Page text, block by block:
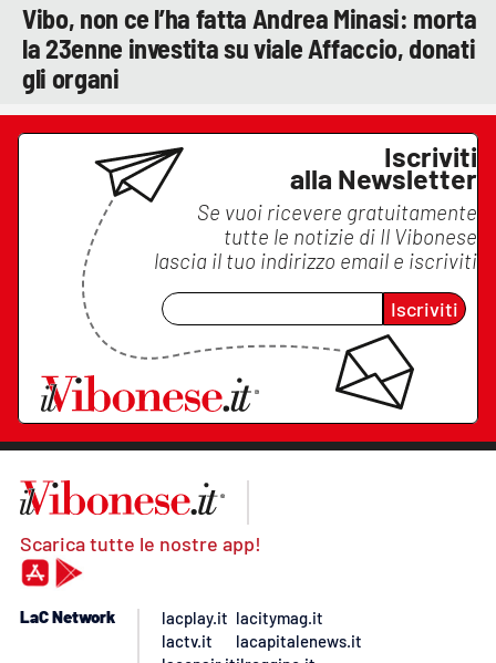
Vibo, non ce l’ha fatta Andrea Minasi: morta
la 23enne investita su viale Affaccio, donati
gli organi
Iscriviti
alla Newsletter
Se vuoi ricevere gratuitamente
tutte le notizie di Il Vibonese
lascia il tuo indirizzo email e iscriviti
Iscriviti
Scarica tutte le nostre app!
LaC Network
lacplay.it
lactv.it
lacitymag.it
lacapitalenews.it